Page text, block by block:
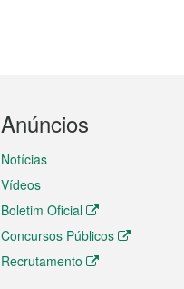
Anúncios
Notícias
Vídeos
Boletim Oficial
Concursos Públicos
Recrutamento